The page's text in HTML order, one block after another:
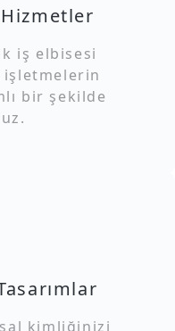
iş elbisesi
bir şekilde
kimliğinizi